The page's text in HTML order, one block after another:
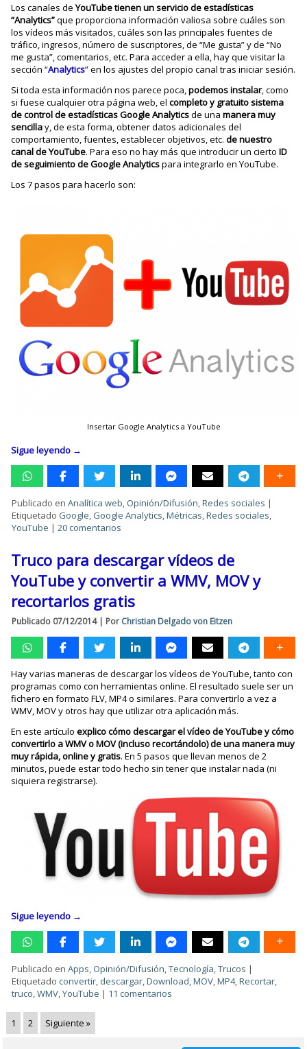
Los canales deYouTube tienen un servicio de estadísticas
“Analytics”que proporciona información valiosa sobre cuáles son
los vídeos más visitados, cuáles son las principales fuentes de
tráfico, ingresos, número de suscriptores, de “Me gusta” y de “No
me gusta”, comentarios, etc. Para acceder a ella, hay que visitar la
sección “Analytics” en los ajustes del propio canal tras iniciar sesión.
Si toda esta información nos parece poca,podemos instalar, como
si fuese cualquier otra página web, elcompleto y gratuito sistema
de control de estadísticas Google Analyticsde unamanera muy
sencillay, de esta forma, obtener datos adicionales del
comportamiento, fuentes, establecer objetivos, etc.de nuestro
canal de YouTube. Para eso no hay más que introducir un ciertoID
de seguimiento de Google Analyticspara integrarlo en YouTube.
Los 7 pasos para hacerlo son:
Insertar Google Analytics a YouTube
Sigue leyendo →
Publicado en Analítica web, Opinión/Difusión,Redes sociales |
Etiquetado Google, Google Analytics,Métricas,Redes sociales,
YouTube |20 comentarios
Truco para descargar vídeos de
YouTube y convertir a WMV, MOV y
recortarlos gratis
Publicado 07/12/2014| Por Christian Delgado von Eitzen
Hay varias maneras de descargar los vídeos de YouTube, tanto con
programas como con herramientas online. El resultado suele ser un
fichero en formato FLV, MP4 o similares. Para convertirlo a vez a
WMV, MOV y otros hay que utilizar otra aplicación más.
En este artículoexplico cómo descargar el vídeo de YouTube y cómo
convertirlo a WMV o MOV (incluso recortándolo) de una manera muy
muy rápida, online y gratis. En 5 pasos que llevan menos de 2
minutos, puede estar todo hecho sin tener que instalar nada (ni
siquiera registrarse).
Sigue leyendo →
Publicado en Apps, Opinión/Difusión,Tecnología,Trucos |
Etiquetado convertir, descargar,Download,MOV,MP4,Recortar,
truco,WMV,YouTube | 11 comentarios
1 2 Siguiente »